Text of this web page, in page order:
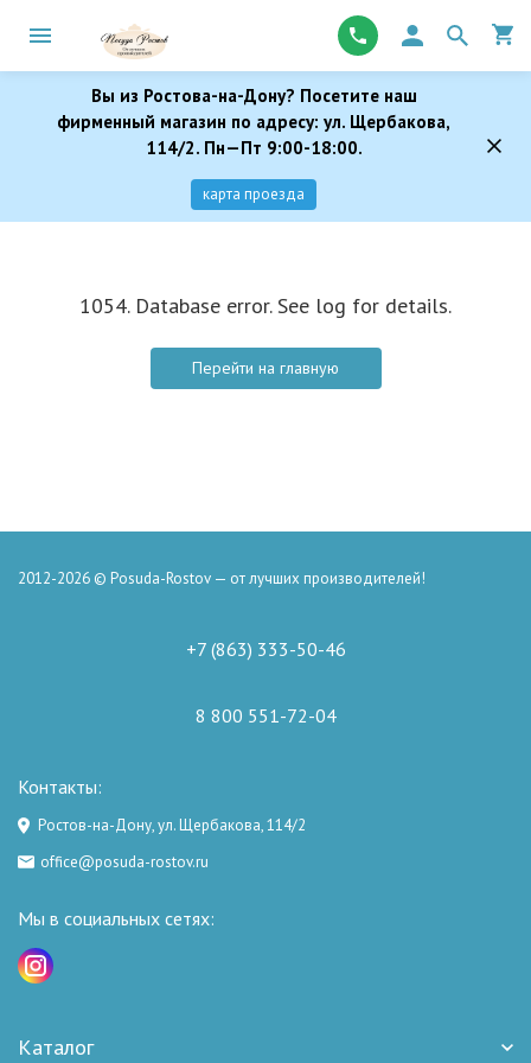
Вы из Ростова-на-Дону? Посетите наш
фирменный магазин по адресу: ул. Щербакова,
114/2. Пн—Пт 9:00-18:00.
карта проезда
1054. Database error. See log for details.
Перейти на главную
2012-2026 © Posuda-Rostov — от лучших производителей!
+7 (863) 333-50-46
8 800 551-72-04
Контакты:
Ростов-на-Дону, ул. Щербакова, 114/2
office@posuda-rostov.ru
Мы в социальных сетях:
Каталог